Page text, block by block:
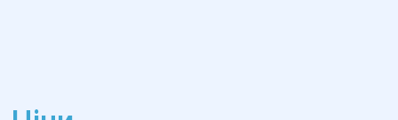
Електрокардіограма – специфічний і